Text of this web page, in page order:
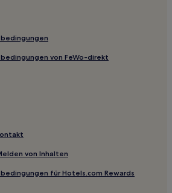
in Brera
in Monza
Via Montenapoleone
Saronno
von FeWo-direkt
von Inhalten
für Hotels.com Rewards